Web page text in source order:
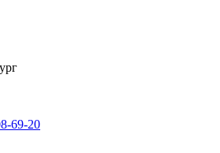
69-20